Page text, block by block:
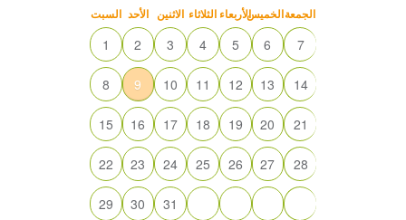
السبت الأحد الاثنين الثلاثاء الأربعاءالخميسالجمعة
1 2 3 4 5 6 7
8 9 10 11 12 13 14
15 16 17 18 19 20 21
22 23 24 25 26 27 28
29 30 31